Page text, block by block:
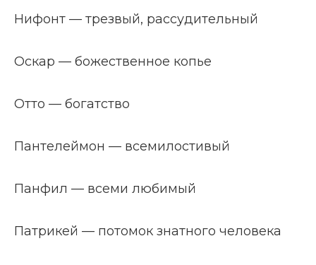
Нифонт — трезвый, рассудительный
Оскар — божественное копье
Отто — богатство
Пантелеймон — всемилостивый
Панфил — всеми любимый
Патрикей — потомок знатного человека